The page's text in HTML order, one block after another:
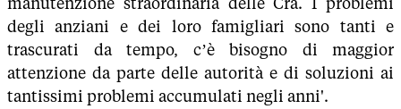
degli anziani e dei loro famigliari sono tanti e
trascurati da tempo, c’è bisogno di maggior
attenzione da parte delle autorità e di soluzioni ai
tantissimi problemi accumulati negli anni'.